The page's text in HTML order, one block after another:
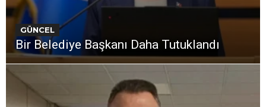
GÜNCEL
Bir Belediye Başkanı Daha Tutuklandı